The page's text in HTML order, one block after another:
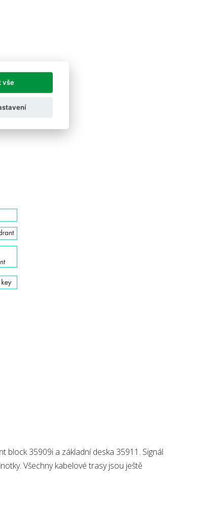
block 35909i a základní deska 35911. Signál
Všechny kabelové trasy jsou ještě
vše